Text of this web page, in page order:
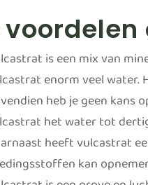
is een mix van
enorm veel
heb je geen
het water tot
heeft vulcastrat
kan